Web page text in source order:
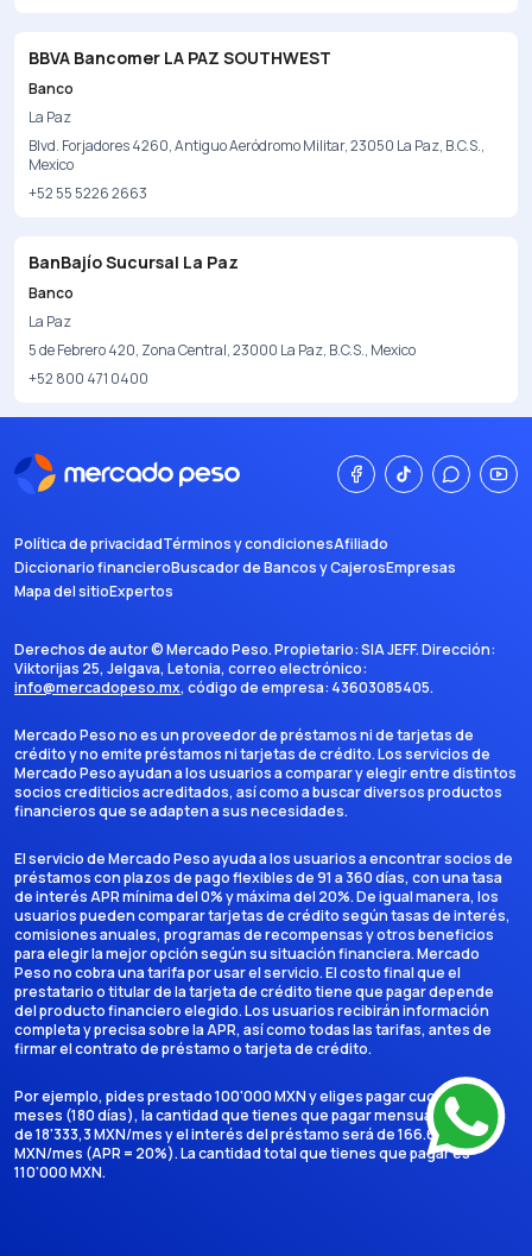
BBVA Bancomer LA PAZ SOUTHWEST
Banco
La Paz
Blvd. Forjadores 4260, Antiguo Aeródromo Militar, 23050 La Paz, B.C.S.,
Mexico
+52 55 5226 2663
BanBajío Sucursal La Paz
Banco
La Paz
5 de Febrero 420, Zona Central, 23000 La Paz, B.C.S., Mexico
+52 800 471 0400
Política de privacidadTérminos y condicionesAfiliado
Diccionario financieroBuscador de Bancos y CajerosEmpresas
Mapa del sitioExpertos
Derechos de autor ©Mercado Peso. Propietario:SIA JEFF. Dirección:
Viktorijas 25, Jelgava, Letonia, correo electrónico:
info@mercadopeso.mx, código de empresa: 43603085405.
Mercado Peso no es un proveedor de préstamos ni de tarjetas de
crédito y no emite préstamos ni tarjetas de crédito. Los servicios de
Mercado Peso ayudan a los usuarios a comparar y elegir entre distintos
socios crediticios acreditados, así como a buscar diversos productos
financieros que se adapten a sus necesidades.
El servicio de Mercado Peso ayuda a los usuarios a encontrar socios de
préstamos con plazos de pago flexibles de 91 a 360 días, con una tasa
de interés APR mínima del 0% y máxima del 20%. De igual manera, los
usuarios pueden comparar tarjetas de crédito según tasas de interés,
comisiones anuales, programas de recompensas y otros beneficios
para elegir la mejor opción según su situación financiera. Mercado
Peso no cobra una tarifa por usar el servicio. El costo final que el
prestatario o titular de la tarjeta de crédito tiene que pagar depende
del producto financiero elegido. Los usuarios recibirán información
completa y precisa sobre la APR, así como todas las tarifas, antes de
firmar el contrato de préstamo o tarjeta de crédito.
Por ejemplo, pides prestado 100'000 MXN y eliges pagar cuotas en 6
meses (180 días), la cantidad que tienes que pagar mensualmente es
de 18'333,3 MXN/mes y el interés del préstamo será de 166.666,7
MXN/mes (APR = 20%). La cantidad total que tienes que pagar es
110'000 MXN.